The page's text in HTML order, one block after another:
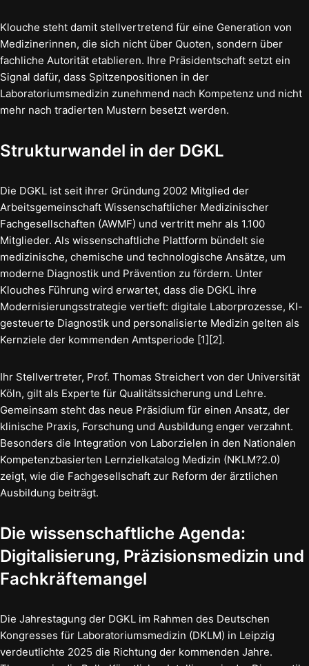
Klouche steht damit stellvertretend für eine Generation von
Medizinerinnen, die sich nicht über Quoten, sondern über
fachliche Autorität etablieren. Ihre Präsidentschaft setzt ein
Signal dafür, dass Spitzenpositionen in der
Laboratoriumsmedizin zunehmend nach Kompetenz und nicht
mehr nach tradierten Mustern besetzt werden.
Strukturwandel in der DGKL
Die DGKL ist seit ihrer Gründung 2002 Mitglied der
Arbeitsgemeinschaft Wissenschaftlicher Medizinischer
Fachgesellschaften (AWMF) und vertritt mehr als 1.100
Mitglieder. Als wissenschaftliche Plattform bündelt sie
medizinische, chemische und technologische Ansätze, um
moderne Diagnostik und Prävention zu fördern. Unter
Klouches Führung wird erwartet, dass die DGKL ihre
Modernisierungsstrategie vertieft: digitale Laborprozesse, KI-
gesteuerte Diagnostik und personalisierte Medizin gelten als
Kernziele der kommenden Amtsperiode [1][2].
Ihr Stellvertreter, Prof. Thomas Streichert von der Universität
Köln, gilt als Experte für Qualitätssicherung und Lehre.
Gemeinsam steht das neue Präsidium für einen Ansatz, der
klinische Praxis, Forschung und Ausbildung enger verzahnt.
Besonders die Integration von Laborzielen in den Nationalen
Kompetenzbasierten Lernzielkatalog Medizin (NKLM?2.0)
zeigt, wie die Fachgesellschaft zur Reform der ärztlichen
Ausbildung beiträgt.
Die wissenschaftliche Agenda:
Digitalisierung, Präzisionsmedizin und
Fachkräftemangel
Die Jahrestagung der DGKL im Rahmen des Deutschen
Kongresses für Laboratoriumsmedizin (DKLM) in Leipzig
verdeutlichte 2025 die Richtung der kommenden Jahre.